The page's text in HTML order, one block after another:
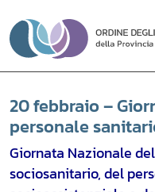
Vai
20 febbraio –
personale
Giornata Nazionale
sociosanitario, del